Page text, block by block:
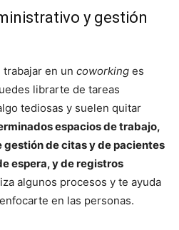
y gestión
en un coworking es
librarte de tareas
tediosas y suelen quitar
espacios de trabajo,
de citas y de pacientes
espera, y de registros
algunos procesos y te ayuda
en las personas.